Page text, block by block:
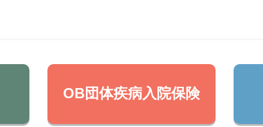
OB団体疾病入院保険